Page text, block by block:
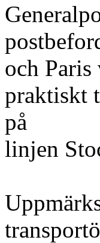
och
praktiskt
på
linjen